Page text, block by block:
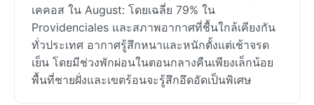
เคคอส ใน August: โดยเฉลี่ย 79% ใน
Providenciales และสภาพอากาศที่ชื้นใกล้เคียงกัน
ทั่วประเทศ อากาศรู้สึกหนาและหนักตั้งแต่เช้าจรด
เย็น โดยมีช่วงพักผ่อนในตอนกลางคืนเพียงเล็กน้อย
พื้นที่ชายฝั่งและเขตร้อนจะรู้สึกอึดอัดเป็นพิเศษ